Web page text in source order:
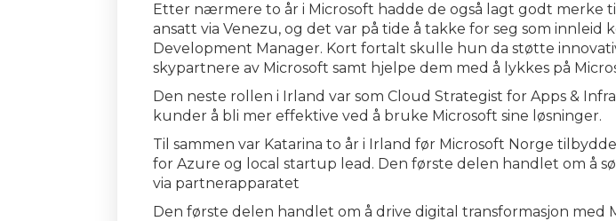
Etter nærmere to år i Microsoft hadde de også lagt godt
ansatt via Venezu, og det var på tide å takke for seg som
Development Manager. Kort fortalt skulle hun da støtte
skypartnere av Microsoft samt hjelpe dem med å lykkes på
Den neste rollen i Irland var som Cloud Strategist for Apps &
kunder å bli mer effektive ved å bruke Microsoft sine løsninger.
Til sammen var Katarina to år i Irland før Microsoft Norge
for Azure og local startup lead. Den første delen handlet om å
via partnerapparatet
Den første delen handlet om å drive digital transformasjon med